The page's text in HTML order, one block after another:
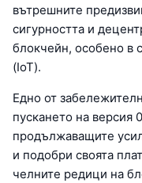
вътрешните
сигурността и
блокчейн, особено в
(IoT).
Едно от
пускането на версия
продължаващите
и подобри своята
челните редици на